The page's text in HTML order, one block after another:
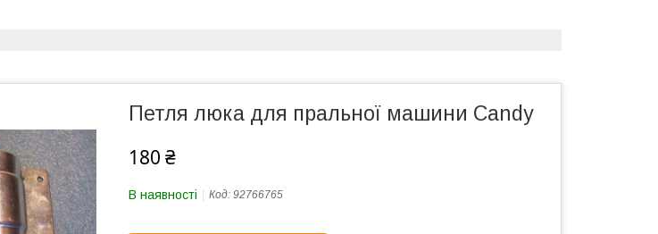
Петля люка для пральної машини Candy
180 ₴
В наявності Код: 92766765